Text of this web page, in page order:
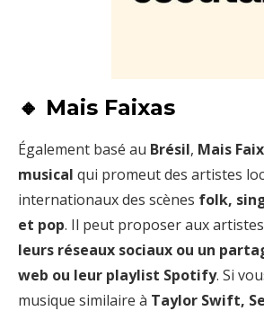
🔸 Mais Faixas
Également basé au Brésil, Mais
musical qui promeut des artistes
internationaux des scènes folk,
et pop. Il peut proposer aux
leurs réseaux sociaux ou un
web ou leur playlist Spotify. Si
musique similaire à Taylor Swift,